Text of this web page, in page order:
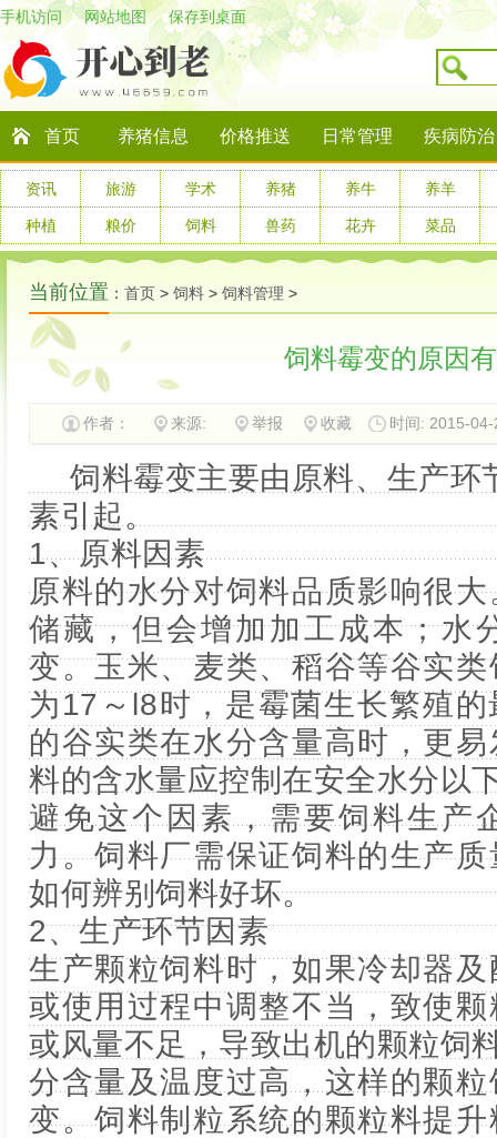
手机访问 网站地图 保存到桌面
首页 养猪信息 价格推送 日常管理 疾病防治
资讯 旅游 学术 养猪 养牛 养羊
种植 粮价 饲料 兽药 花卉 菜品
当前位置 ： 首页 > 饲料 > 饲料管理 >
饲料霉变的原因
作者： 来源: 举报 收藏 时间: 2015-
饲料霉变主要由原料、生产环
素引起。
1、原料因素
原料的水分对饲料品质影响很
储藏，但会增加加工成本；水
变。玉米、麦类、稻谷等谷实
为17～l8时，是霉菌生长繁殖
的谷实类在水分含量高时，更
料的含水量应控制在安全水分以
避免这个因素，需要饲料生产
力。饲料厂需保证饲料的生产
如何辨别饲料好坏。
2、生产环节因素
生产颗粒饲料时，如果冷却器
或使用过程中调整不当，致使
或风量不足，导致出机的颗粒饲
分含量及温度过高，这样的颗
变。饲料制粒系统的颗粒料提